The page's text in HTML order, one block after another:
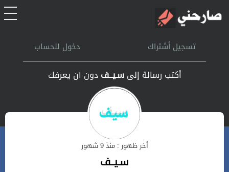
الرئيسيةتسجيل أشتراك دخول للحساب
أكتب رسالة إلىسـيــفدون ان يعرفك
أخر ظهور : منذ 9 شهور
سـيــف